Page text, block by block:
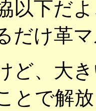
以下
だけ革
ど、大
とで解